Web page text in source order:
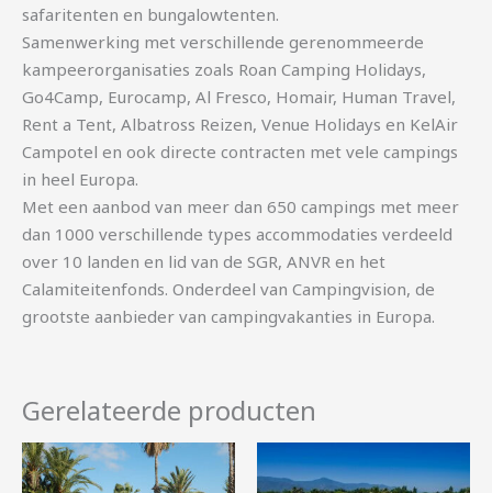
safaritenten en bungalowtenten.
Samenwerking met verschillende gerenommeerde
kampeerorganisaties zoals Roan Camping Holidays,
Go4Camp, Eurocamp, Al Fresco, Homair, Human Travel,
Rent a Tent, Albatross Reizen, Venue Holidays en KelAir
Campotel en ook directe contracten met vele campings
in heel Europa.
Met een aanbod van meer dan 650 campings met meer
dan 1000 verschillende types accommodaties verdeeld
over 10 landen en lid van de SGR, ANVR en het
Calamiteitenfonds. Onderdeel van Campingvision, de
grootste aanbieder van campingvakanties in Europa.
Gerelateerde producten